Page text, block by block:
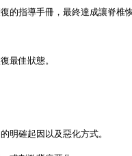
的指導手冊，最終達成讓脊椎
最佳狀態。
明確起因以及惡化方式。